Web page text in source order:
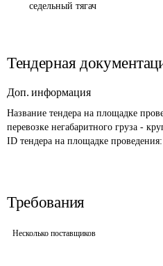
седельный тягач
Тендерная
Доп. информация
Название тендера на площадке
перевозке негабаритного груза -
ID тендера на площадке проведения:
Требования
Несколько поставщиков